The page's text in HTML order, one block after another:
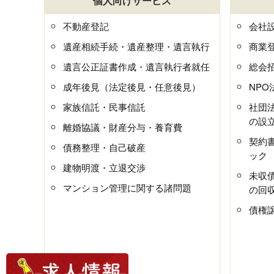
不動産登記
遺産相続手続・遺産整理・遺言執行
遺言公正証書作成・遺言執行者就任
成年後見（法定後見・任意後見）
家族信託・民事信託
離婚協議・財産分与・養育費
債務整理・自己破産
建物明渡・立退交渉
マンション管理に関する諸問題
会社
商業
総会
NPO
社団
の設
契約
ック
未収
の回
債権